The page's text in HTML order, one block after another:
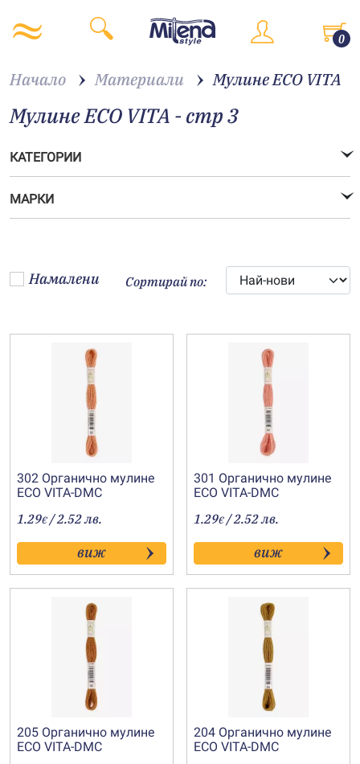
0
Начало Материали Мулине ECO VITA
Мулине ECO VITA - стр 3
КАТЕГОРИИ
МАРКИ
Намалени Сортирай по:
302 Органично мулине
ECO VITA-DMC
1.29€ / 2.52 лв.
виж
301 Органично мулине
ECO VITA-DMC
1.29€ / 2.52 лв.
виж
205 Органично мулине
ECO VITA-DMC
204 Органично мулине
ECO VITA-DMC